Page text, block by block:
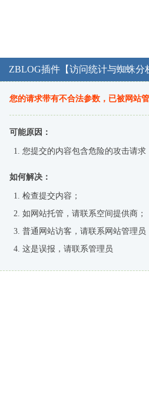
ZBLOG插件【访问统计与蜘蛛分
您的请求带有不合法参数，已被网站
可能原因：
您提交的内容包含危险的攻击请求
如何解决：
检查提交内容；
如网站托管，请联系空间提供商；
普通网站访客，请联系网站管理员
这是误报，请联系管理员